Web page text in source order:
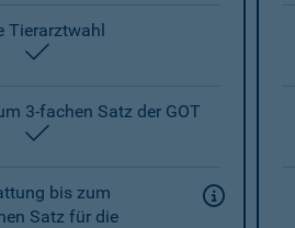
Tierarztwahl
3-fachen Satz der GOT
bis zum
Satz für die